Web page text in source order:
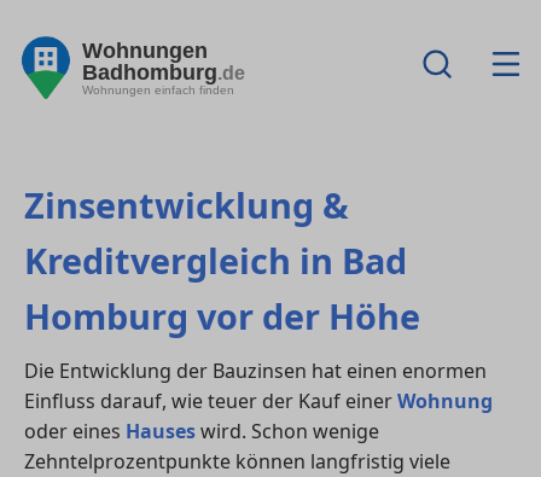
Wohnungen
Badhomburg.de
Wohnungen einfach finden
Zinsentwicklung &
Kreditvergleich in Bad
Homburg vor der Höhe
Die Entwicklung der Bauzinsen hat einen enormen
Einfluss darauf, wie teuer der Kauf einerWohnung
oder eines Hauseswird. Schon wenige
Zehntelprozentpunkte können langfristig viele